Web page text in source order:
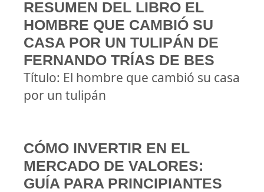
RESUMEN DEL LIBRO EL
HOMBRE QUE CAMBIÓ SU
CASA POR UN TULIPÁN DE
FERNANDO TRÍAS DE BES
Título: El hombre que cambió su casa
por un tulipán
CÓMO INVERTIR EN EL
MERCADO DE VALORES:
GUÍA PARA PRINCIPIANTES